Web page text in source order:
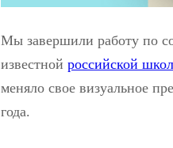
Мы завершили работу по
известной российской
меняло свое визуальное
года.